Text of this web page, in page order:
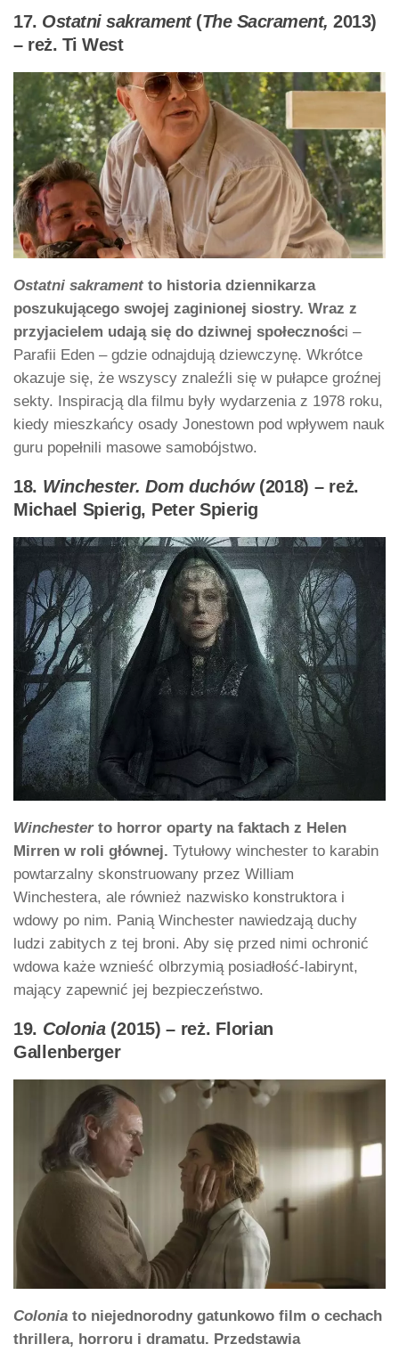
17. Ostatni sakrament(The Sacrament, 2013)
– reż. Ti West
Ostatni sakramentto historia dziennikarza
poszukującego swojej zaginionej siostry. Wraz z
przyjacielem udają się do dziwnej społeczności –
Parafii Eden – gdzie odnajdują dziewczynę. Wkrótce
okazuje się, że wszyscy znaleźli się w pułapce groźnej
sekty. Inspiracją dla filmu były wydarzenia z 1978 roku,
kiedy mieszkańcy osady Jonestown pod wpływem nauk
guru popełnili masowe samobójstwo.
18. Winchester. Dom duchów(2018) – reż.
Michael Spierig, Peter Spierig
Winchesterto horror oparty na faktach z Helen
Mirren w roli głównej. Tytułowy winchester to karabin
powtarzalny skonstruowany przez William
Winchestera, ale również nazwisko konstruktora i
wdowy po nim. Panią Winchester nawiedzają duchy
ludzi zabitych z tej broni. Aby się przed nimi ochronić
wdowa każe wznieść olbrzymią posiadłość-labirynt,
mający zapewnić jej bezpieczeństwo.
19. Colonia(2015) – reż. Florian
Gallenberger
Colonia to niejednorodny gatunkowo film o cechach
thrillera, horroru i dramatu. Przedstawia